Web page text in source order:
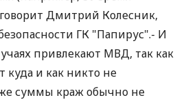
Дмитрий Колесник,
ГК "Папирус".- И
привлекают МВД, так как
куда и как никто не
же суммы краж обычно не